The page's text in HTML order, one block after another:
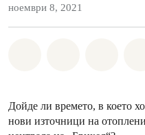
ноември 8, 2021
Дойде ли времето, в което
нови източници на